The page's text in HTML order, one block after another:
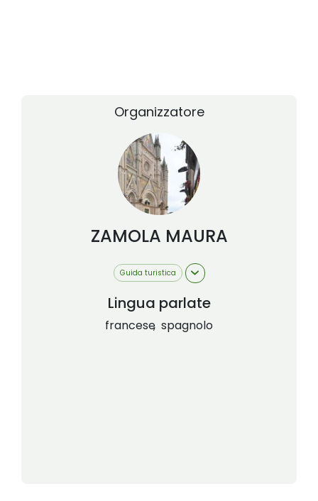
Organizzatore
ZAMOLA MAURA
Guida turistica
Lingua parlate
francese spagnolo